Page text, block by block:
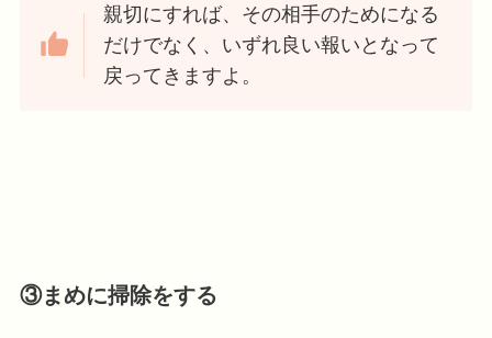
親切にすれば、その相手のためになる
だけでなく、いずれ良い報いとなって
戻ってきますよ。
③まめに掃除をする